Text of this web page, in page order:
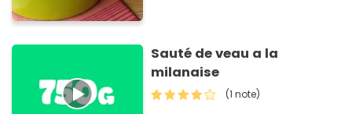
Sauté de veau a la
milanaise
(1 note)